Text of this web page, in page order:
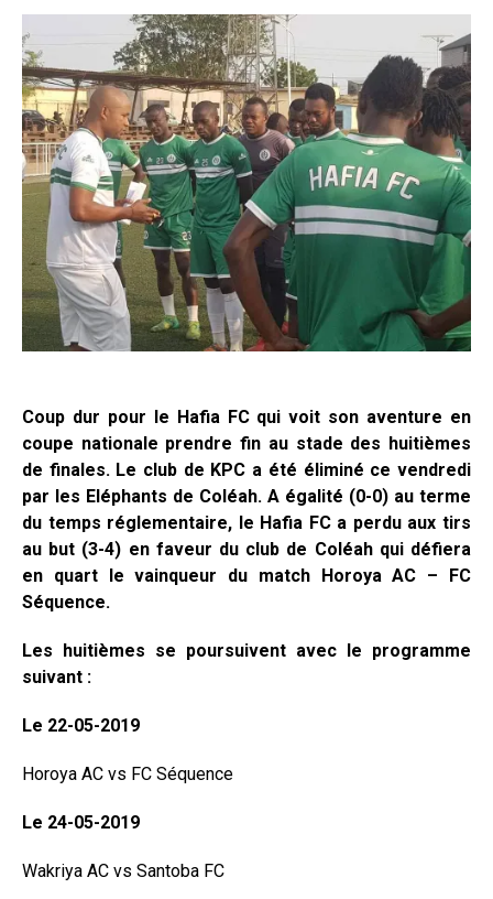
Coup dur pour le Hafia FC qui voit son aventure en
coupe nationale prendre fin au stade des huitièmes
de finales. Le club de KPC a été éliminé ce vendredi
par les Eléphants de Coléah. A égalité (0-0) au terme
du temps réglementaire, le Hafia FC a perdu aux tirs
au but (3-4) en faveur du club de Coléah qui défiera
en quart le vainqueur du match Horoya AC – FC
Séquence.
Les huitièmes se poursuivent avec le programme
suivant :
Le 22-05-2019
Horoya AC vs FC Séquence
Le 24-05-2019
Wakriya AC vs Santoba FC